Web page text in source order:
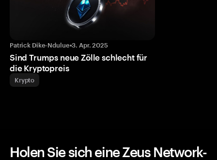
Patrick Dike-Ndulue•3. Apr. 2025
Sind Trumps neue Zölle schlecht für
die Kryptopreis
Krypto
Holen Sie sich eine Zeus Network-